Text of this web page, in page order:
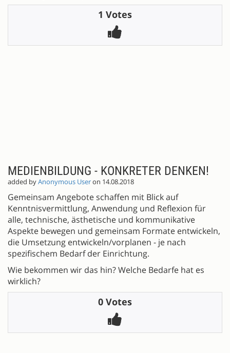
1 Votes
MEDIENBILDUNG - KONKRETER DENKEN!
added byAnonymous Useron 14.08.2018
Gemeinsam Angebote schaffen mit Blick auf
Kenntnisvermittlung, Anwendung und Reflexion für
alle, technische, ästhetische und kommunikative
Aspekte bewegen und gemeinsam Formate entwickeln,
die Umsetzung entwickeln/vorplanen - je nach
spezifischem Bedarf der Einrichtung.
Wie bekommen wir das hin? Welche Bedarfe hat es
wirklich?
0 Votes